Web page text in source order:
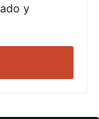
y